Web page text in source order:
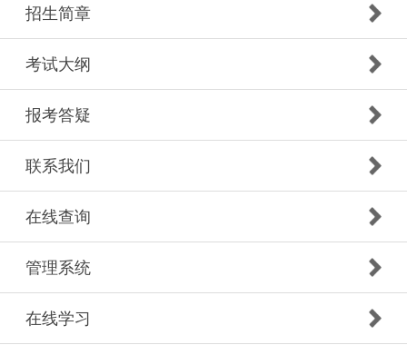
招生简章
考试大纲
报考答疑
联系我们
在线查询
管理系统
在线学习